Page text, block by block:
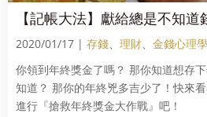
【記帳大法】獻給總是不知
2020/01/17 | 存錢、 理財、 金錢心理學
你領到年終獎金了嗎？ 那你知道想存
知道？ 那你的年終兇多吉少了！快來
進行『搶救年終獎金大作戰』吧！